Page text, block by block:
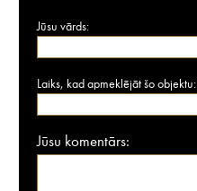
Jūsu vārds:
Laiks, kad apmeklējāt šo objektu:
Jūsu komentārs: